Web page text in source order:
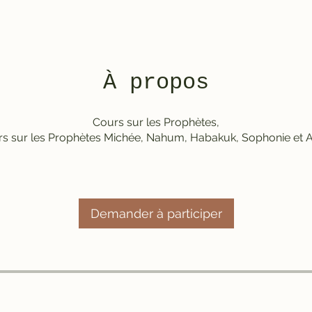
À propos
Cours sur les Prophètes,
sur les Prophètes Michée, Nahum, Habakuk, Sophonie et
Demander à participer